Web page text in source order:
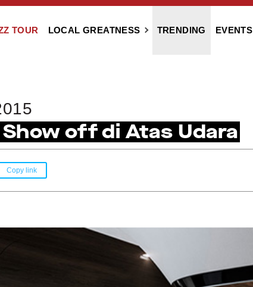
TOUR LOCAL GREATNESS TRENDING EVENTS
off di Atas Udara
Copy link